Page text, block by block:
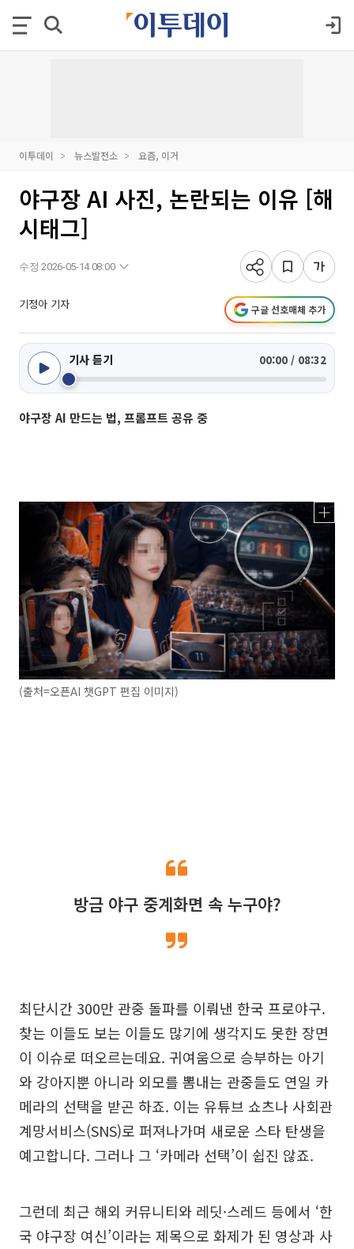
이투데이 뉴스발전소 요즘, 이거
야구장 AI 사진, 논란되는 이유 [해
시태그]
수정 2026-05-14 08:00
기정아 기자 구글 선호매체 추가
기사 듣기 00:00 / 08:32
야구장 AI 만드는 법, 프롬프트 공유 중
(출처=오픈AI 챗GPT 편집 이미지)
방금 야구 중계화면 속 누구야?
최단시간 300만 관중 돌파를 이뤄낸 한국 프로야구.
찾는 이들도 보는 이들도 많기에 생각지도 못한 장면
이 이슈로 떠오르는데요. 귀여움으로 승부하는 아기
와 강아지뿐 아니라 외모를 뽐내는 관중들도 연일 카
메라의 선택을 받곤 하죠. 이는 유튜브 쇼츠나 사회관
계망서비스(SNS)로 퍼져나가며 새로운 스타 탄생을
예고합니다. 그러나 그 ‘카메라 선택’이 쉽진 않죠.
그런데 최근 해외 커뮤니티와 레딧·스레드 등에서 ‘한
국 야구장 여신’이라는 제목으로 화제가 된 영상과 사